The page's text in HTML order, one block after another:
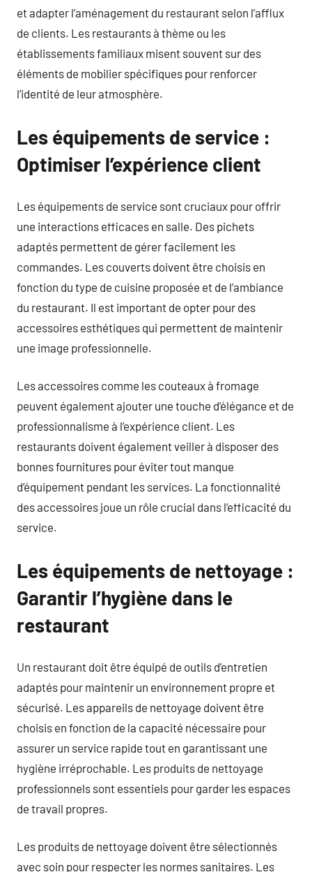
et adapter l’aménagement du restaurant selon l’afflux
de clients. Les restaurants à thème ou les
établissements familiaux misent souvent sur des
éléments de mobilier spécifiques pour renforcer
l’identité de leur atmosphère.
Les équipements de service :
Optimiser l’expérience client
Les équipements de service sont cruciaux pour offrir
une interactions efficaces en salle. Des pichets
adaptés permettent de gérer facilement les
commandes. Les couverts doivent être choisis en
fonction du type de cuisine proposée et de l’ambiance
du restaurant. Il est important de opter pour des
accessoires esthétiques qui permettent de maintenir
une image professionnelle.
Les accessoires comme les couteaux à fromage
peuvent également ajouter une touche d’élégance et de
professionnalisme à l’expérience client. Les
restaurants doivent également veiller à disposer des
bonnes fournitures pour éviter tout manque
d’équipement pendant les services. La fonctionnalité
des accessoires joue un rôle crucial dans l’efficacité du
service.
Les équipements de nettoyage :
Garantir l’hygiène dans le
restaurant
Un restaurant doit être équipé de outils d’entretien
adaptés pour maintenir un environnement propre et
sécurisé. Les appareils de nettoyage doivent être
choisis en fonction de la capacité nécessaire pour
assurer un service rapide tout en garantissant une
hygiène irréprochable. Les produits de nettoyage
professionnels sont essentiels pour garder les espaces
de travail propres.
Les produits de nettoyage doivent être sélectionnés
avec soin pour respecter les normes sanitaires. Les